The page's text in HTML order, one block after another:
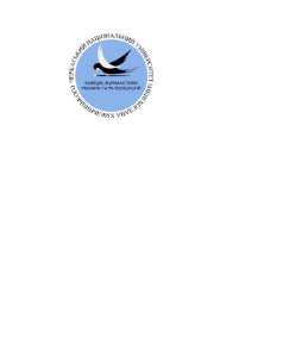
Перейти
вмісту